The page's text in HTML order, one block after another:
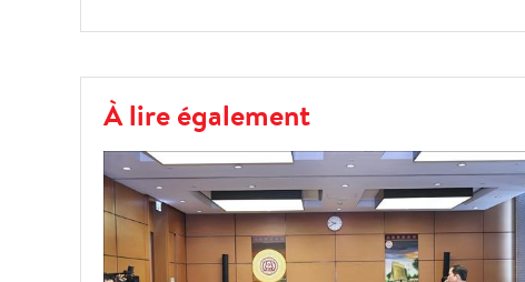
À lire également